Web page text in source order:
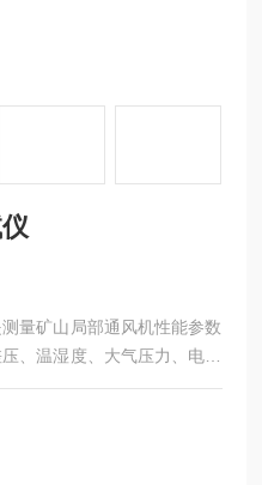
量矿山局部通风机性能参数
、温湿度、大气压力、电参
率、工序能耗等数据，并通
能曲线。本仪器具有小巧轻